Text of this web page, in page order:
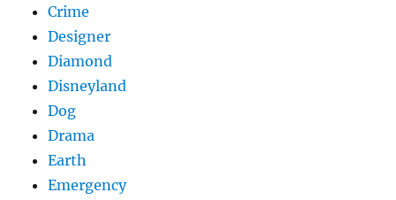
Crime
Designer
Diamond
Disneyland
Dog
Drama
Earth
Emergency